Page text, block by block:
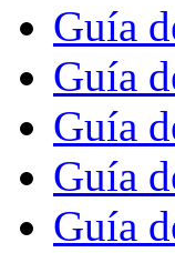
Guía
Guía
Guía
Guía
Guía